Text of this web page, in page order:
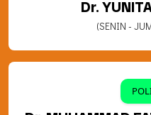
Dr.
(SENIN -